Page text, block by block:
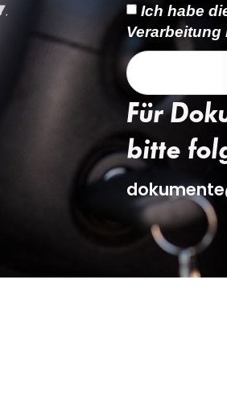
Ich habe
Verarbeitung
Für
bitte